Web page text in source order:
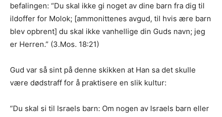
befalingen: “Du skal ikke gi noget av dine barn fra dig til
ildoffer for Molok; [ammonittenes avgud, til hvis ære barn
blev opbrent] du skal ikke vanhellige din Guds navn; jeg
er Herren.” (3.Mos. 18:21)
Gud var så sint på denne skikken at Han sa det skulle
være dødstraff for å praktisere en slik kultur:
“Du skal si til Israels barn: Om nogen av Israels barn eller